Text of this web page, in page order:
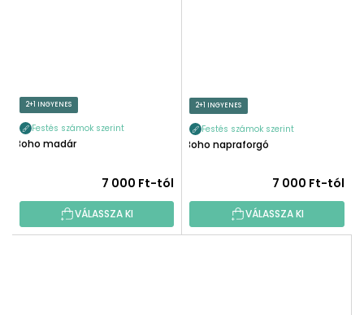
2+1 INGYENES
Festés számok szerint
Boho madár
7 000 Ft-tól
VÁLASSZA KI
2+1 INGYENES
Festés számok szerint
Boho napraforgó
7 000 Ft-tól
VÁLASSZA KI